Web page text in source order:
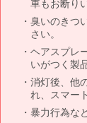
車もお断り
臭いのきつ
さい。
ヘアスプレ
いがつく製
消灯後、他
れ、スマー
暴力行為な